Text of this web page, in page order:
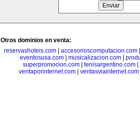
Otros dominios en venta:
reservashoteis.com| accesorioscomputacion.com
eventosusa.com| musicalizacion.com|
superpromocion.com
tenisargentino.com
ventaporinternet.com
ventasviainternet.com